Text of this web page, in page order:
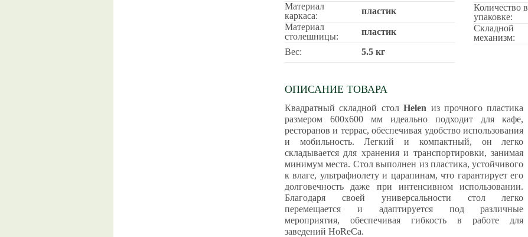
Материал
каркаса:
пластик
Материал
столешницы:
пластик
Вес:
5.5 кг
Количество в
упаковке:
Складной
механизм:
ОПИСАНИЕ ТОВАРА
Квадратный складной столHelen из прочного пластика
размером 600х600 мм идеально подходит для кафе,
ресторанов и террас, обеспечивая удобство использования
и мобильность. Легкий и компактный, он легко
складывается для хранения и транспортировки, занимая
минимум места. Стол выполнен из пластика, устойчивого
к влаге, ультрафиолету и царапинам, что гарантирует его
долговечность даже при интенсивном использовании.
Благодаря своей универсальности стол легко
перемещается и адаптируется под различные
мероприятия, обеспечивая гибкость в работе для
заведений HoReCa.